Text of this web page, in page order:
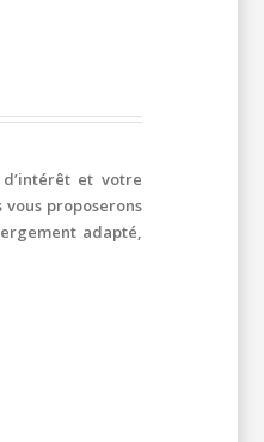
et votre
proposerons
adapté,